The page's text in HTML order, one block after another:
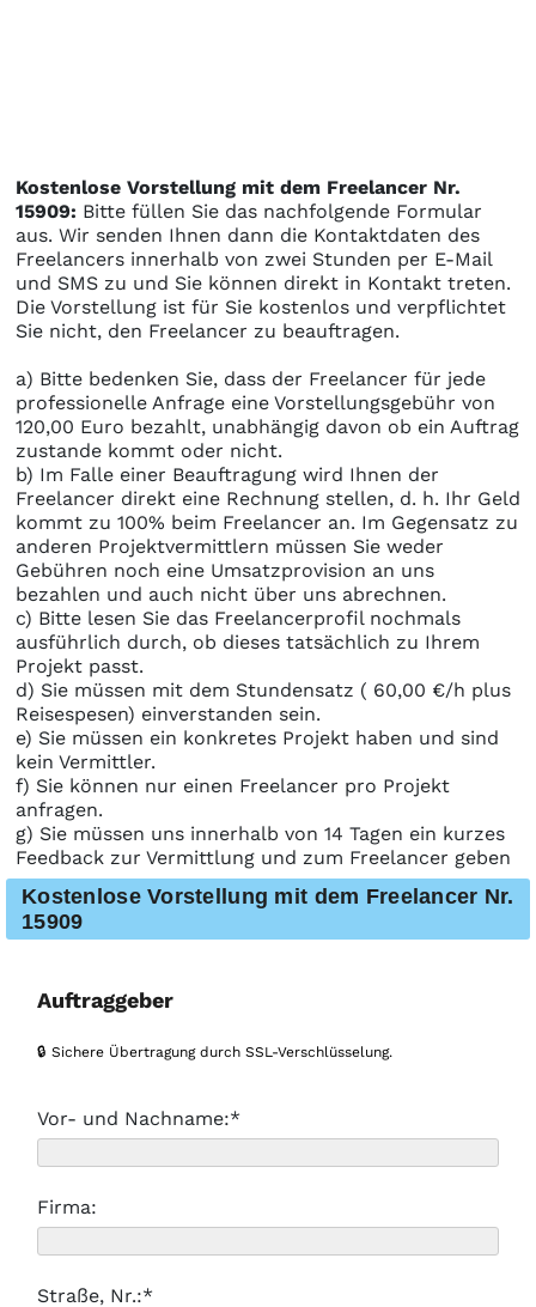
Kostenlose Vorstellung mit dem Freelancer Nr.
15909: Bitte füllen Sie das nachfolgende Formular
aus. Wir senden Ihnen dann die Kontaktdaten des
Freelancers innerhalb von zwei Stunden per E-Mail
und SMS zu und Sie können direkt in Kontakt treten.
Die Vorstellung ist für Sie kostenlos und verpflichtet
Sie nicht, den Freelancer zu beauftragen.
a) Bitte bedenken Sie, dass der Freelancer für jede
professionelle Anfrage eine Vorstellungsgebühr von
120,00 Euro bezahlt, unabhängig davon ob ein Auftrag
zustande kommt oder nicht.
b) Im Falle einer Beauftragung wird Ihnen der
Freelancer direkt eine Rechnung stellen, d. h. Ihr Geld
kommt zu 100% beim Freelancer an. Im Gegensatz zu
anderen Projektvermittlern müssen Sie weder
Gebühren noch eine Umsatzprovision an uns
bezahlen und auch nicht über uns abrechnen.
c) Bitte lesen Sie das Freelancerprofil nochmals
ausführlich durch, ob dieses tatsächlich zu Ihrem
Projekt passt.
d) Sie müssen mit dem Stundensatz ( 60,00 €/h plus
Reisespesen) einverstanden sein.
e) Sie müssen ein konkretes Projekt haben und sind
kein Vermittler.
f) Sie können nur einen Freelancer pro Projekt
anfragen.
g) Sie müssen uns innerhalb von 14 Tagen ein kurzes
Feedback zur Vermittlung und zum Freelancer geben
Kostenlose Vorstellung mit dem Freelancer Nr.
15909
Auftraggeber
🔒 Sichere Übertragung durch SSL-Verschlüsselung.
Vor- und Nachname:*
Firma:
Straße, Nr.:*